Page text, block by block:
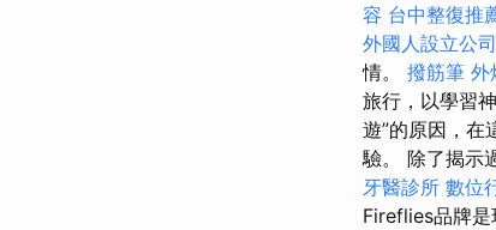
容 台中整復推
外國人設立公司
情。 撥筋筆 外
旅行，以學習
遊”的原因，在
驗。 除了揭示
牙醫診所 數位
Fireflies品牌